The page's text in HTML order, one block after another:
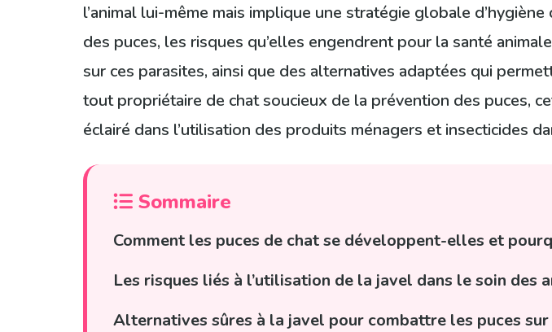
l’animal lui-même mais implique une stratégie globale
des puces, les risques qu’elles engendrent pour la santé
sur ces parasites, ainsi que des alternatives adaptées qui
tout propriétaire de chat soucieux de la prévention des puces,
éclairé dans l’utilisation des produits ménagers et insecticides
Sommaire
Comment les puces de chat se développent-elles et
Les risques liés à l’utilisation de la javel dans le soin des
Alternatives sûres à la javel pour combattre les puces